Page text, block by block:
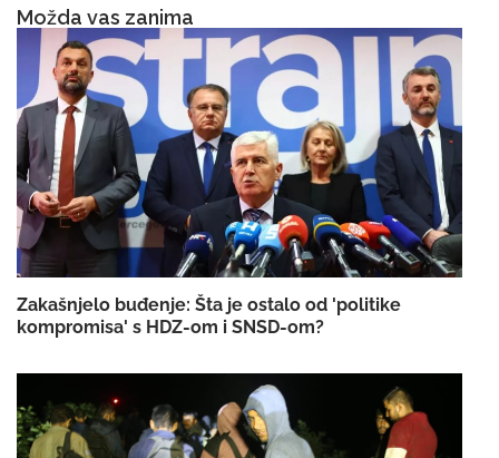
Možda vas zanima
Zakašnjelo buđenje: Šta je ostalo od 'politike
kompromisa' s HDZ-om i SNSD-om?